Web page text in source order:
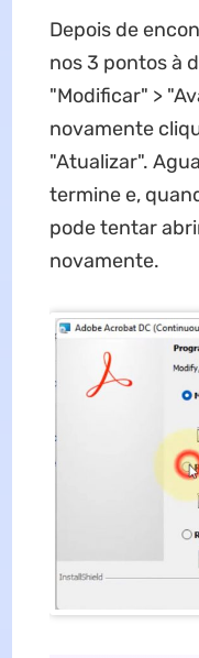
Depois de
nos 3 pontos à
"Modificar" >
novamente
"Atualizar".
termine e,
pode tentar
novamente.